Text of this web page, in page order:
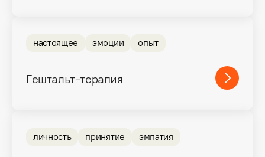
Гештальт-терапия
настоящее эмоции опыт
личность принятие эмпатия